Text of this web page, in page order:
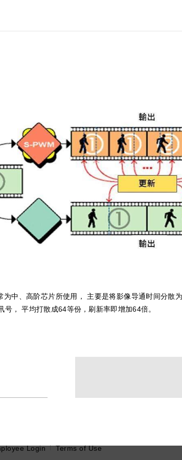
中、高阶芯片所使用， 主要是将影像导通时间分散
， 平均打散成64等份，刷新率即增加64倍。
Login Terms of Use